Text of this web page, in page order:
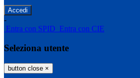
-
Entra con SPID Entra con CIE
Seleziona utente
button close ×